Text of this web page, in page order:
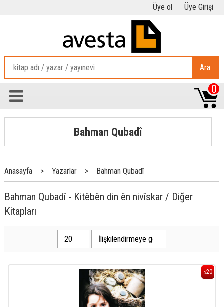
Üye ol Üye Girişi
Ara
0
Bahman Qubadî
Anasayfa > Yazarlar > Bahman Qubadî
Bahman Qubadî - Kitêbên din ên nivîskar / Diğer
Kitapları
%20